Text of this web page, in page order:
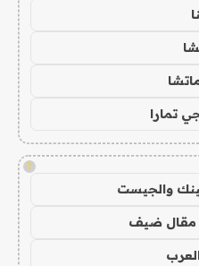
تمارا
!
والجيست